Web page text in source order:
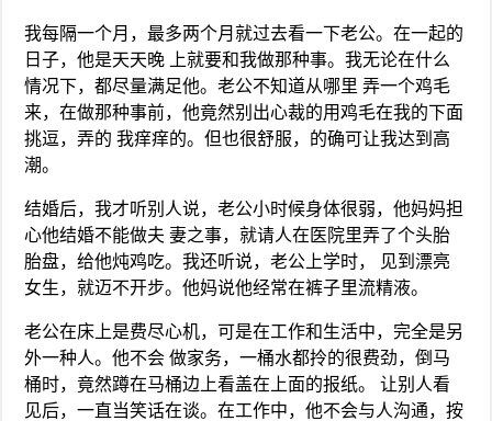
我每隔一个月，最多两个月就过去看一下老公。在一起的
日子，他是天天晚 上就要和我做那种事。我无论在什么
情况下，都尽量满足他。老公不知道从哪里 弄一个鸡毛
来，在做那种事前，他竟然别出心裁的用鸡毛在我的下面
挑逗，弄的 我痒痒的。但也很舒服，的确可让我达到高
潮。
结婚后，我才听别人说，老公小时候身体很弱，他妈妈担
心他结婚不能做夫 妻之事，就请人在医院里弄了个头胎
胎盘，给他炖鸡吃。我还听说，老公上学时， 见到漂亮
女生，就迈不开步。他妈说他经常在裤子里流精液。
老公在床上是费尽心机，可是在工作和生活中，完全是另
外一种人。他不会 做家务，一桶水都拎的很费劲，倒马
桶时，竟然蹲在马桶边上看盖在上面的报纸。 让别人看
见后，一直当笑话在谈。在工作中，他不会与人沟通，按